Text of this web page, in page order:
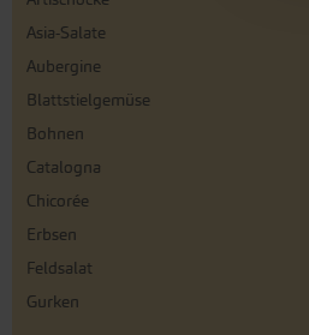
Asia-Salate
Aubergine
Blattstielgemüse
Bohnen
Catalogna
Chicorée
Erbsen
Feldsalat
Gurken